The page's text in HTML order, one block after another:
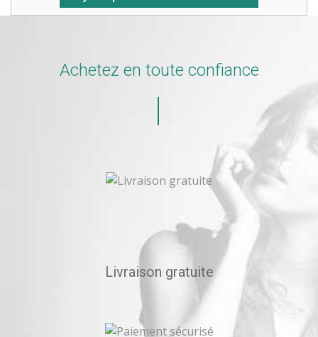
Achetez en toute confiance
Livraison gratuite